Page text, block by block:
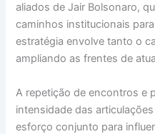
aliados de Jair Bolsonaro,
caminhos institucionais
estratégia envolve tanto o
ampliando as frentes de
A repetição de encontros e
intensidade das
esforço conjunto para